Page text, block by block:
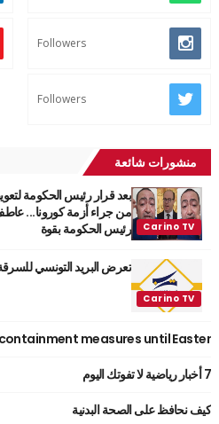
Followers
Followers
منشورات شائعة
بعد قرار رئيس الحكومة
من جراء أزمة كورونا...
رئيس الحكومة بقوة
تعرض البريد التونسي
measures until Easter
7 أخبار رياضية لا تفوتك اليوم
كيف نحافظ على الصحة البدنية